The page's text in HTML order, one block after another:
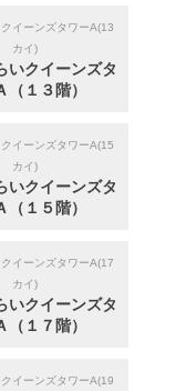
クイーンズタワーA(13
カイ)
いクイーンズタ
（１３階）
クイーンズタワーA(15
カイ)
いクイーンズタ
（１５階）
クイーンズタワーA(17
カイ)
いクイーンズタ
（１７階）
クイーンズタワーA(19